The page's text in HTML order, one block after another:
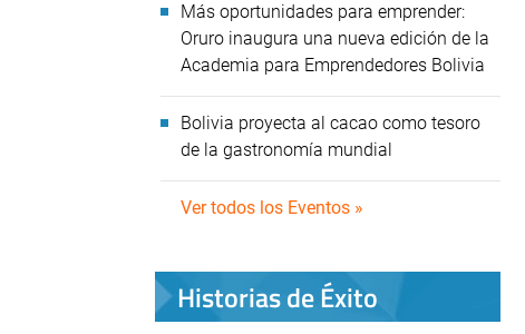
Más oportunidades para emprender:
Oruro inaugura una nueva edición de la
Academia para Emprendedores Bolivia
Bolivia proyecta al cacao como tesoro
de la gastronomía mundial
Ver todos los Eventos »
Historias de Éxito